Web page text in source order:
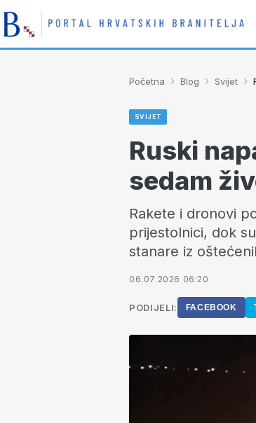
Početna › Blog › Svijet ›
SVIJET
Ruski
sedam
Rakete i dronovi
prijestolnici, dok
stanare iz
06.07.2026 06:20
PODIJELI: FACEBOOK